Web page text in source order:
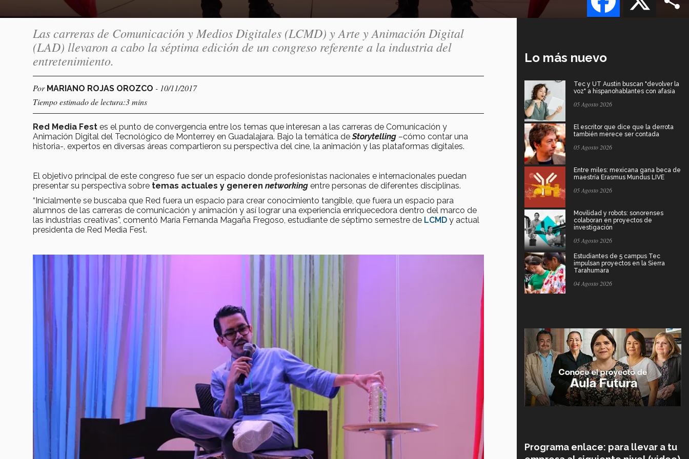
Las carreras de Comunicación y Medios Digitales (LCMD) y Arte y Animación Digital
(LAD) llevaron a cabo la séptima edición de un congreso referente a la industria del
entretenimiento.
Por MARIANO ROJAS OROZCO - 10/11/2017
Tiempo estimado de lectura:3 mins
Red Media Fest es el punto de convergencia entre los temas que interesan a las carreras de Comunicación y
Animación Digital del Tecnológico de Monterrey en Guadalajara. Bajo la temática deStorytelling –cómo contar una
historia-, expertos en diversas áreas compartieron su perspectiva del cine, la animación y las plataformas digitales.
El objetivo principal de este congreso fue ser un espacio donde profesionistas nacionales e internacionales puedan
presentar su perspectiva sobre temas actuales y generen networking entre personas de diferentes disciplinas.
“Inicialmente se buscaba que Red fuera un espacio para crear conocimiento tangible, que fuera un espacio para
alumnos de las carreras de comunicación y animación y así lograr una experiencia enriquecedora dentro del marco de
las industrias creativas”, comentó María Fernanda Magaña Fregoso, estudiante de séptimo semestre de LCMD y actual
presidenta de Red Media Fest.
Lo más nuevo
Tec y UT Austin buscan "devolver la
voz" a hispanohablantes con afasia
05 Agosto 2026
El escritor que dice que la derrota
también merece ser contada
05 Agosto 2026
Entre miles: mexicana gana beca de
maestría Erasmus Mundus LIVE
05 Agosto 2026
Movilidad y robots: sonorenses
colaboran en proyectos de
investigación
05 Agosto 2026
Estudiantes de 5 campus Tec
impulsan proyectos en la Sierra
Tarahumara
04 Agosto 2026
Programa enlace: para llevar a tu